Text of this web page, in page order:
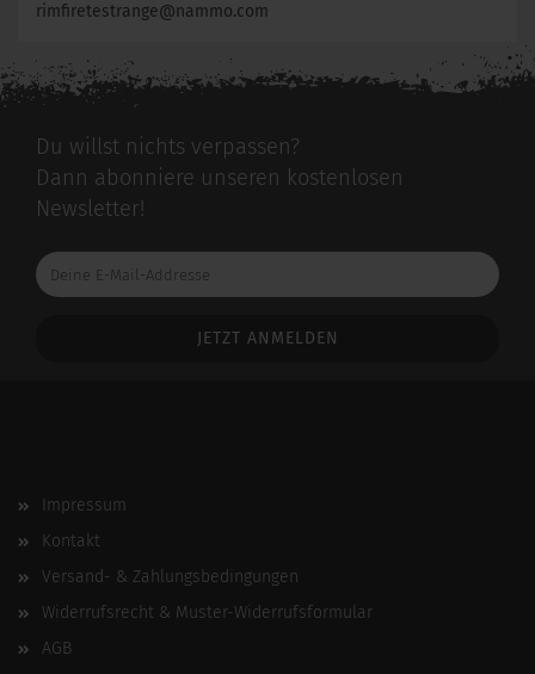
rimfiretestrange@nammo.com
Du willst nichts verpassen?
Dann abonniere unseren kostenlosen
Newsletter!
Deine
E-
Impressum
Kontakt
Versand- & Zahlungsbedingungen
Widerrufsrecht & Muster-Widerrufsformular
AGB